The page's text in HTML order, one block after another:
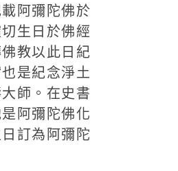
阿彌陀佛於
生日於佛經
教以此日紀
是紀念淨土
師。在史書
阿彌陀佛化
訂為阿彌陀